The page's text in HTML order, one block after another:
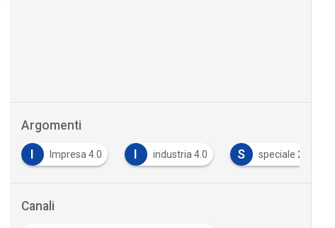
Argomenti
Impresa 4.0 industria 4.0 S speciale 2019
Canali